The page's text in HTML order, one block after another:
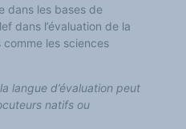
dans les bases de
dans l’évaluation de la
les sciences
langue d’évaluation peut
natifs ou